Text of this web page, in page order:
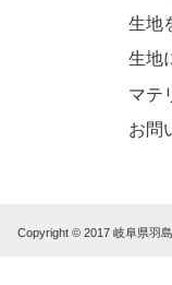
生地
生地
マテ
お問
Copyright © 2017 岐阜県羽